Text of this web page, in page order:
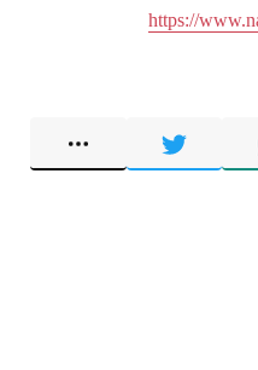
https://